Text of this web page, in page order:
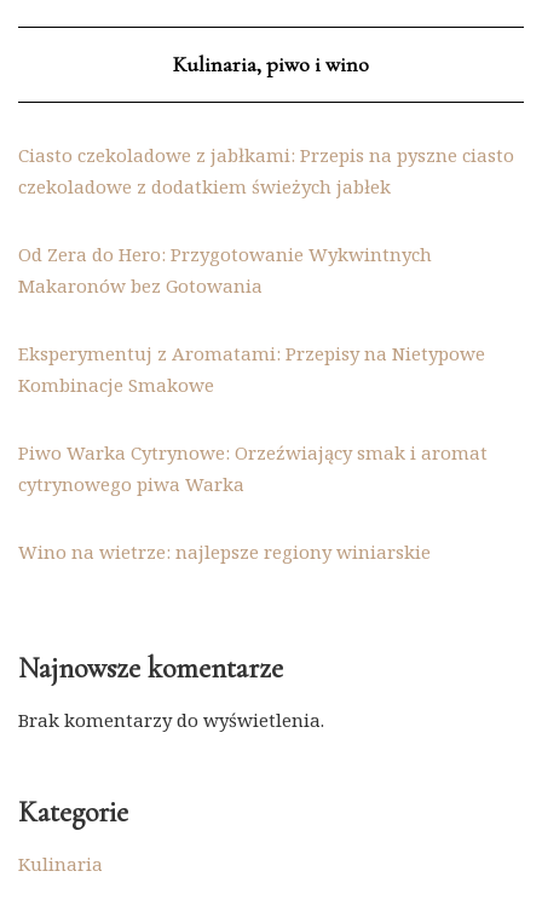
Kulinaria, piwo i wino
Ciasto czekoladowe z jabłkami: Przepis na pyszne ciasto
czekoladowe z dodatkiem świeżych jabłek
Od Zera do Hero: Przygotowanie Wykwintnych
Makaronów bez Gotowania
Eksperymentuj z Aromatami: Przepisy na Nietypowe
Kombinacje Smakowe
Piwo Warka Cytrynowe: Orzeźwiający smak i aromat
cytrynowego piwa Warka
Wino na wietrze: najlepsze regiony winiarskie
Najnowsze komentarze
Brak komentarzy do wyświetlenia.
Kategorie
Kulinaria